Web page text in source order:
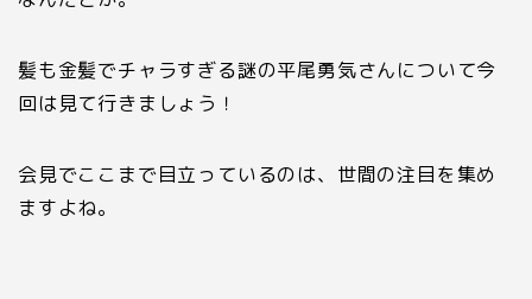
髪も金髪でチャラすぎる謎の平尾勇気さんについて今
回は見て行きましょう！
会見でここまで目立っているのは、世間の注目を集め
ますよね。